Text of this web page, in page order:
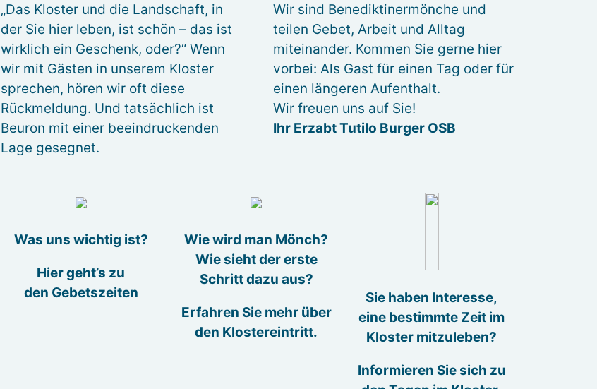
„Das Kloster und die Landschaft, in
der Sie hier leben, ist schön – das ist
wirklich ein Geschenk, oder?“ Wenn
wir mit Gästen in unserem Kloster
sprechen, hören wir oft diese
Rückmeldung. Und tatsächlich ist
Beuron mit einer beeindruckenden
Lage gesegnet.
Wir sind Benediktinermönche und
teilen Gebet, Arbeit und Alltag
miteinander. Kommen Sie gerne hier
vorbei: Als Gast für einen Tag oder für
einen längeren Aufenthalt.
Wir freuen uns auf Sie!
Ihr Erzabt Tutilo Burger OSB
Was uns wichtig ist?
Hier geht’s zu
den Gebetszeiten
Wie wird man Mönch?
Wie sieht der erste
Schritt dazu aus?
Erfahren Sie mehr über
den Klostereintritt.
Sie haben Interesse,
eine bestimmte Zeit im
Kloster mitzuleben?
Informieren Sie sich zu